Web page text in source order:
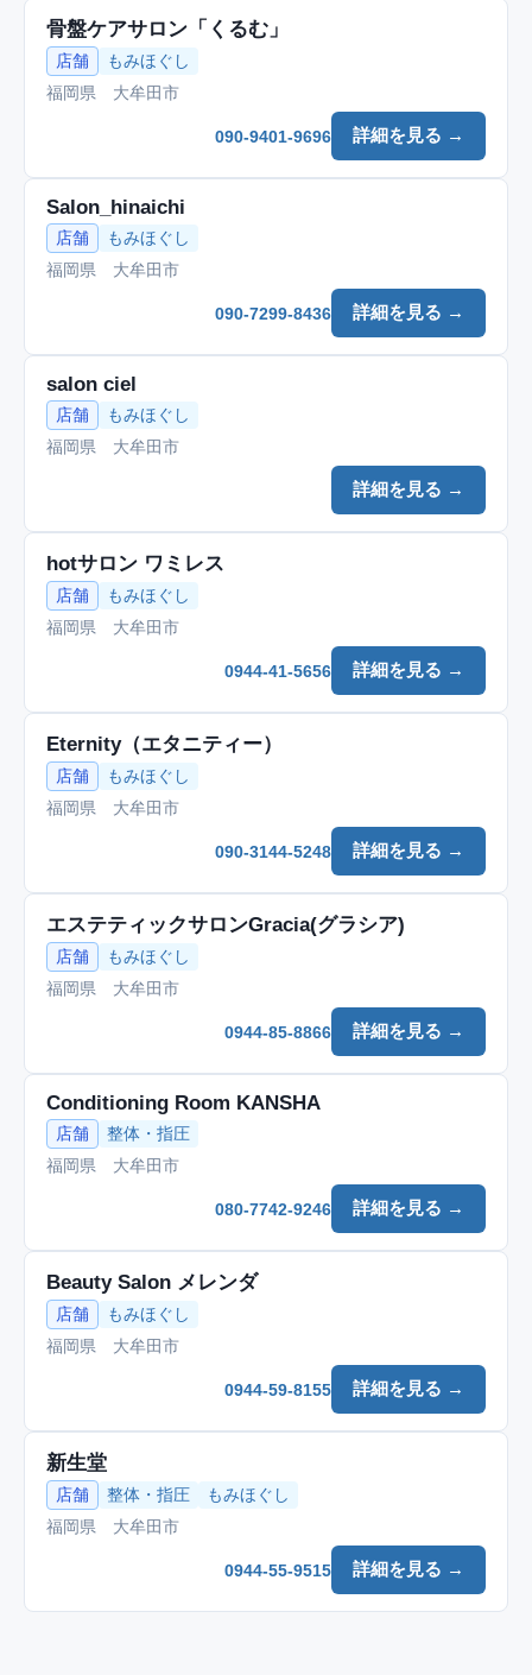
骨盤ケアサロン「くるむ」
店舗
もみほぐし
福岡県 大牟田市
詳細を見る →
090-9401-9696
Salon_hinaichi
店舗
もみほぐし
福岡県 大牟田市
詳細を見る →
090-7299-8436
salon ciel
店舗
もみほぐし
福岡県 大牟田市
詳細を見る →
hotサロン ワミレス
店舗
もみほぐし
福岡県 大牟田市
詳細を見る →
0944-41-5656
Eternity（エタニティー）
店舗
もみほぐし
福岡県 大牟田市
詳細を見る →
090-3144-5248
エステティックサロンGracia(グラシア)
店舗
もみほぐし
福岡県 大牟田市
詳細を見る →
0944-85-8866
Conditioning Room KANSHA
店舗
整体・指圧
福岡県 大牟田市
詳細を見る →
080-7742-9246
Beauty Salon メレンダ
店舗
もみほぐし
福岡県 大牟田市
詳細を見る →
0944-59-8155
新生堂
店舗 整体・指圧
もみほぐし
福岡県 大牟田市
詳細を見る →
0944-55-9515